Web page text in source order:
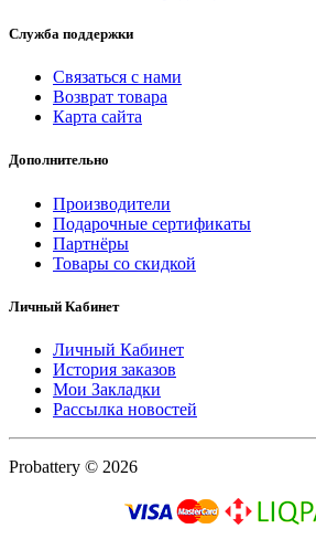
Служба поддержки
Связаться с нами
Возврат товара
Карта сайта
Дополнительно
Производители
Подарочные сертификаты
Партнёры
Товары со скидкой
Личный Кабинет
Личный Кабинет
История заказов
Мои Закладки
Рассылка новостей
Probattery © 2026